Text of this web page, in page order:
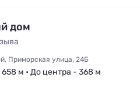
дом
Приморская улица, 24Б
м • До центра - 368 м